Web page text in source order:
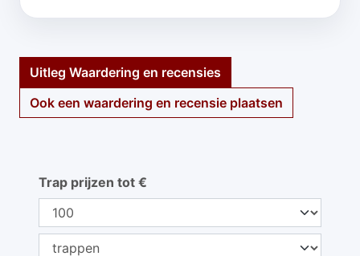
Uitleg Waardering en recensies
Ook een waardering en recensie plaatsen
Trap prijzen tot €